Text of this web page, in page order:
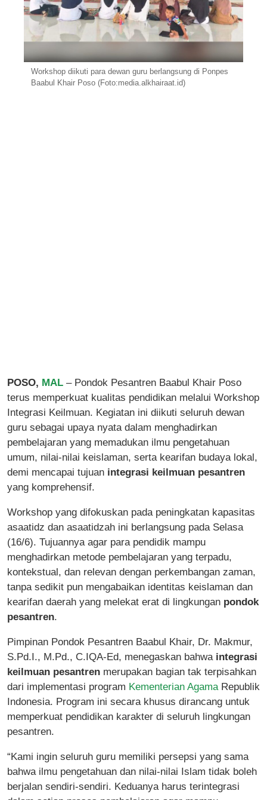
Workshop diikuti para dewan guru berlangsung di Ponpes
Baabul Khair Poso (Foto:media.alkhairaat.id)
POSO, MAL – Pondok Pesantren Baabul Khair Poso
terus memperkuat kualitas pendidikan melalui Workshop
Integrasi Keilmuan. Kegiatan ini diikuti seluruh dewan
guru sebagai upaya nyata dalam menghadirkan
pembelajaran yang memadukan ilmu pengetahuan
umum, nilai-nilai keislaman, serta kearifan budaya lokal,
demi mencapai tujuan integrasi keilmuan pesantren
yang komprehensif.
Workshop yang difokuskan pada peningkatan kapasitas
asaatidz dan asaatidzah ini berlangsung pada Selasa
(16/6). Tujuannya agar para pendidik mampu
menghadirkan metode pembelajaran yang terpadu,
kontekstual, dan relevan dengan perkembangan zaman,
tanpa sedikit pun mengabaikan identitas keislaman dan
kearifan daerah yang melekat erat di lingkungan pondok
pesantren.
Pimpinan Pondok Pesantren Baabul Khair, Dr. Makmur,
S.Pd.I., M.Pd., C.IQA-Ed, menegaskan bahwa integrasi
keilmuan pesantren merupakan bagian tak terpisahkan
dari implementasi program Kementerian AgamaRepublik
Indonesia. Program ini secara khusus dirancang untuk
memperkuat pendidikan karakter di seluruh lingkungan
pesantren.
“Kami ingin seluruh guru memiliki persepsi yang sama
bahwa ilmu pengetahuan dan nilai-nilai Islam tidak boleh
berjalan sendiri-sendiri. Keduanya harus terintegrasi